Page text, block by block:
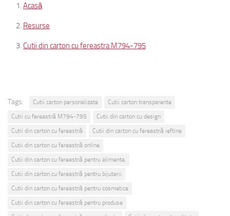
Acasă
Resurse
Cutii din carton cu fereastra M794-795
Tags: Cutii carton personalizate
Cutii carton transparente
Cutii cu fereastră M794-795
Cutii din carton cu design
Cutii din carton cu fereastră
Cutii din carton cu fereastră ieftine
Cutii din carton cu fereastră online
Cutii din carton cu fereastră pentru alimente.
Cutii din carton cu fereastră pentru bijuterii
Cutii din carton cu fereastră pentru cosmetice
Cutii din carton cu fereastră pentru produse